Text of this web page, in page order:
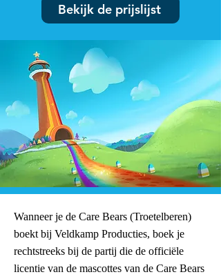
Bekijk de prijslijst
Wanneer je de Care Bears (Troetelberen)
boekt bij Veldkamp Producties, boek je
rechtstreeks bij de partij die de officiële
licentie van de mascottes van de Care Bears